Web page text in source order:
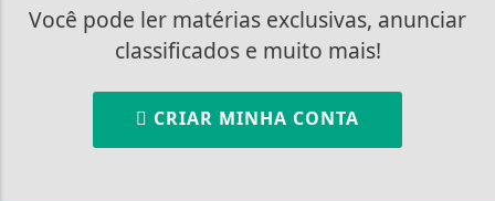
Você pode ler matérias exclusivas, anunciar
classificados e muito mais!
CRIAR MINHA CONTA